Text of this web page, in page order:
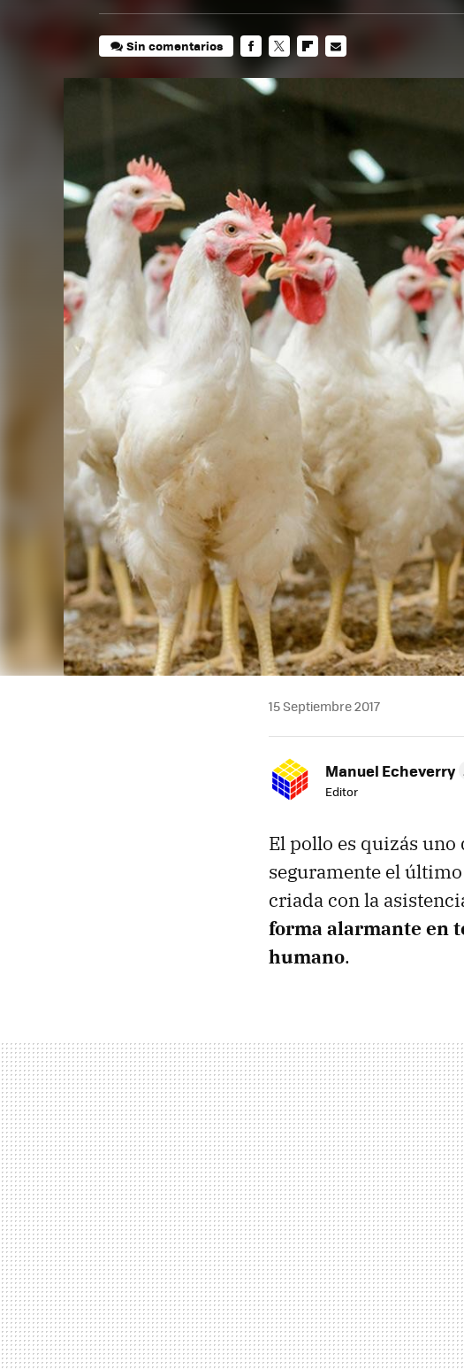
Sin comentarios
15 Septiembre 2017
Manuel Echeverry
Editor
El pollo es quizás
seguramente el
criada con la
forma alarmante en
humano.